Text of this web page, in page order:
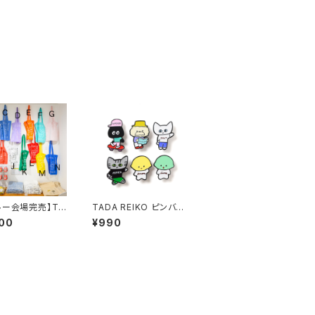
ー会場完売】TA
ゴールデン
ックストートバ
TADA REIKO ピンバッ
ジ
¥990